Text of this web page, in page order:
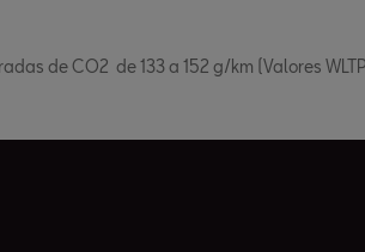
de CO2 de 133 a 152 g/km (Valores